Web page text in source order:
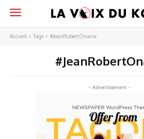
Accueil Tags #JeanRobertOnana
- Advertisement -